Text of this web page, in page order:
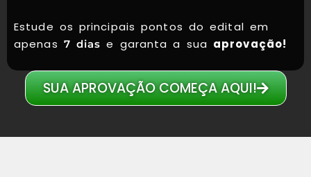
Estude os principais pontos do edital em
apenas 7 dias e garanta a sua aprovação!
SUA APROVAÇÃO COMEÇA AQUI!